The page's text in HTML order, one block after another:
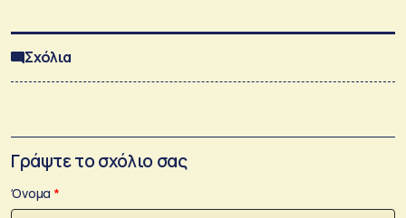
Σχόλια
Γράψτε το σχόλιο σας
Όνομα